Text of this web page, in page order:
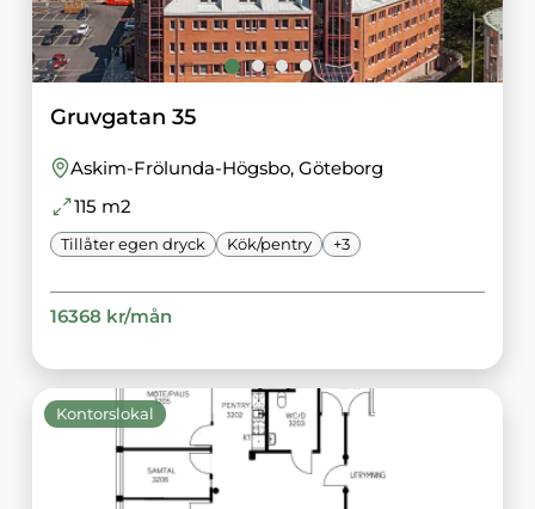
Gruvgatan 35
Askim-Frölunda-Högsbo, Göteborg
115 m2
Tillåter egen dryck Kök/pentry +3
16368 kr/mån
Kontorslokal